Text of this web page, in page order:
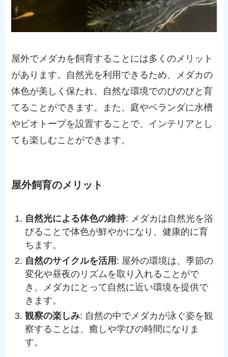
屋外でメダカを飼育することには多くのメリット
があります。自然光を利用できるため、メダカの
体色が美しく保たれ、自然な環境でのびのびと育
てることができます。また、庭やベランダに水槽
やビオトープを設置することで、インテリアとし
ても楽しむことができます。
屋外飼育のメリット
自然光による体色の維持: メダカは自然光を浴
びることで体色が鮮やかになり、健康的に育
ちます。
自然のサイクルを活用 : 屋外の環境は、季節の
変化や昼夜のリズムを取り入れることがで
き、メダカにとって自然に近い環境を提供で
きます。
観察の楽しみ: 自然の中でメダカが泳ぐ姿を観
察することは、癒しや学びの時間になりま
す。